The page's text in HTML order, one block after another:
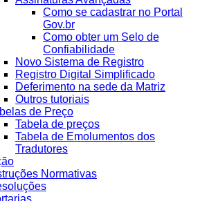
Como se cadastrar no Portal
Gov.br
Como obter um Selo de
Confiabilidade
Novo Sistema de Registro
Registro Digital Simplificado
Deferimento na sede da Matriz
Outros tutoriais
de Preço
Tabela de preços
Tabela de Emolumentos dos
Tradutores
Normativas